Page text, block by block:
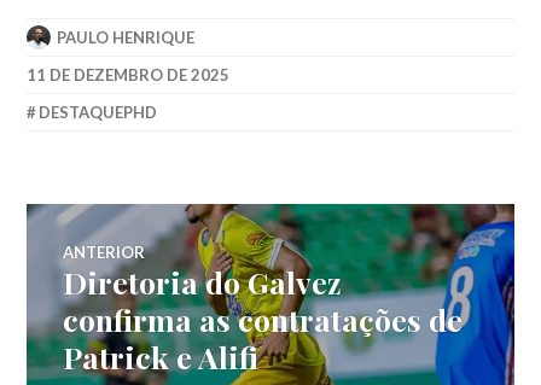
PAULO HENRIQUE
11 DE DEZEMBRO DE 2025
DESTAQUEPHD
ANTERIOR
Diretoria do Galvez
confirma as contratações de
Patrick e Alifi